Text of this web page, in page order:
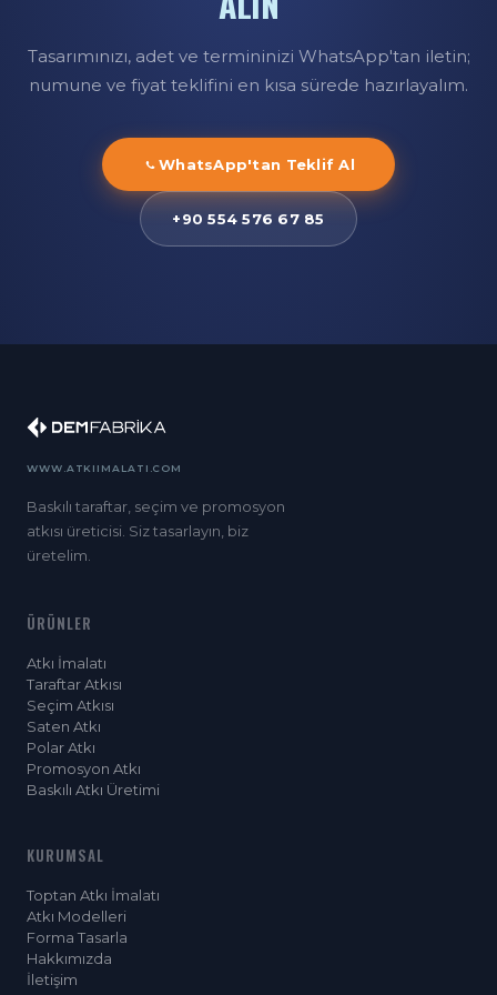
Tasarımınızı, adet ve termininizi WhatsApp'tan iletin;
numune ve fiyat teklifini en kısa sürede hazırlayalım.
WhatsApp'tan Teklif Al
+90 554 576 67 85
WWW.ATKIIMALATI.COM
Baskılı taraftar, seçim ve promosyon
atkısı üreticisi. Siz tasarlayın, biz
üretelim.
ÜRÜNLER
Atkı İmalatı
Taraftar Atkısı
Seçim Atkısı
Saten Atkı
Polar Atkı
Promosyon Atkı
Baskılı Atkı Üretimi
KURUMSAL
Toptan Atkı İmalatı
Atkı Modelleri
Forma Tasarla
Hakkımızda
İletişim